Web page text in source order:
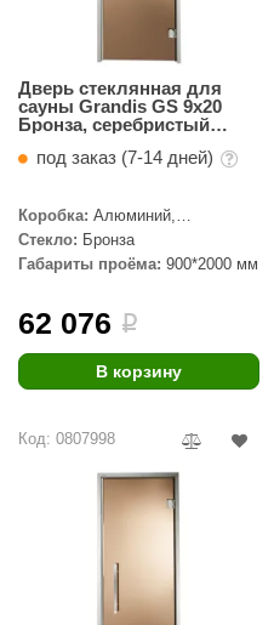
Дверь стеклянная для
сауны Grandis GS 9x20
Бронза, серебристый
под заказ (7-14 дней)
Коробка: Алюминий,
Серебристый профиль
Стекло: Бронза
Габариты проёма: 900*2000 мм
62 076 i
В корзину
Код: 0807998